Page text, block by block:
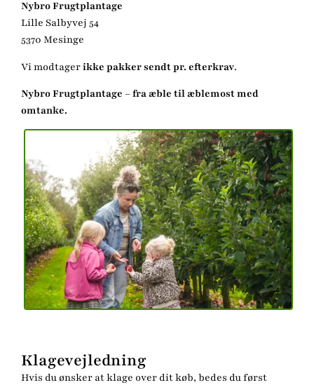
Nybro Frugtplantage
Lille Salbyvej 54
5370 Mesinge
Vi modtagerikke pakker sendt pr. efterkrav.
Nybro Frugtplantage – fra æble til æblemost med
omtanke.
Klagevejledning
Hvis du ønsker at klage over dit køb, bedes du først